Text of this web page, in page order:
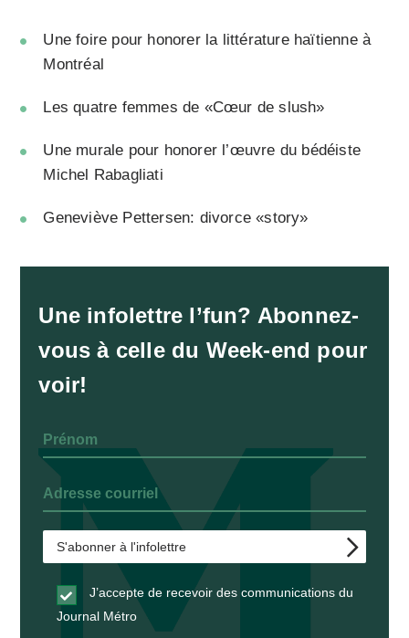
Une foire pour honorer la littérature haïtienne à
Montréal
Les quatre femmes de «Cœur de slush»
Une murale pour honorer l’œuvre du bédéiste
Michel Rabagliati
Geneviève Pettersen: divorce «story»
Une infolettre l’fun? Abonnez-
vous à celle du Week-end pour
voir!
J’accepte de recevoir des communications du
Journal Métro